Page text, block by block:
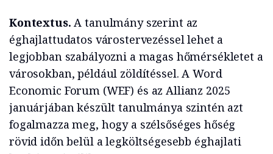
Kontextus. A tanulmány szerint az
éghajlattudatos várostervezéssel lehet a
legjobban szabályozni a magas hőmérsékletet a
városokban, például zöldítéssel. A Word
Economic Forum (WEF) és az Allianz 2025
januárjában készült tanulmánya szintén azt
fogalmazza meg, hogy a szélsőséges hőség
rövid időn belül a legköltségesebb éghajlati